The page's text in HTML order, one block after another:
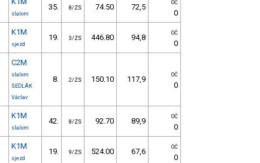
slalom
35. 8/ZS 74.50 72,5 OČ
0
K1M
sjezd
19. 3/ZS 446.80 94,8 OČ
0
C2M
slalom
SEDLÁK
Václav
8. 2/ZS 150.10 117,9 OČ
0
K1M
slalom
42. 8/ZS 92.70 89,9 OČ
0
K1M
sjezd
19. 9/ZS 524.00 67,6 OČ
0